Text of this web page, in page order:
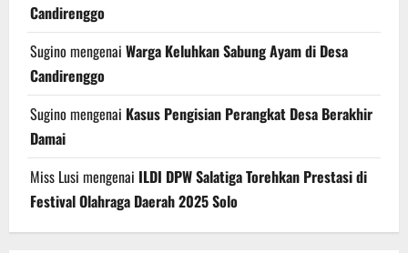
Candirenggo
Sugino mengenai Warga Keluhkan Sabung Ayam di Desa
Candirenggo
Sugino mengenai Kasus Pengisian Perangkat Desa Berakhir
Damai
Miss Lusi mengenai ILDI DPW Salatiga Torehkan Prestasi di
Festival Olahraga Daerah 2025 Solo